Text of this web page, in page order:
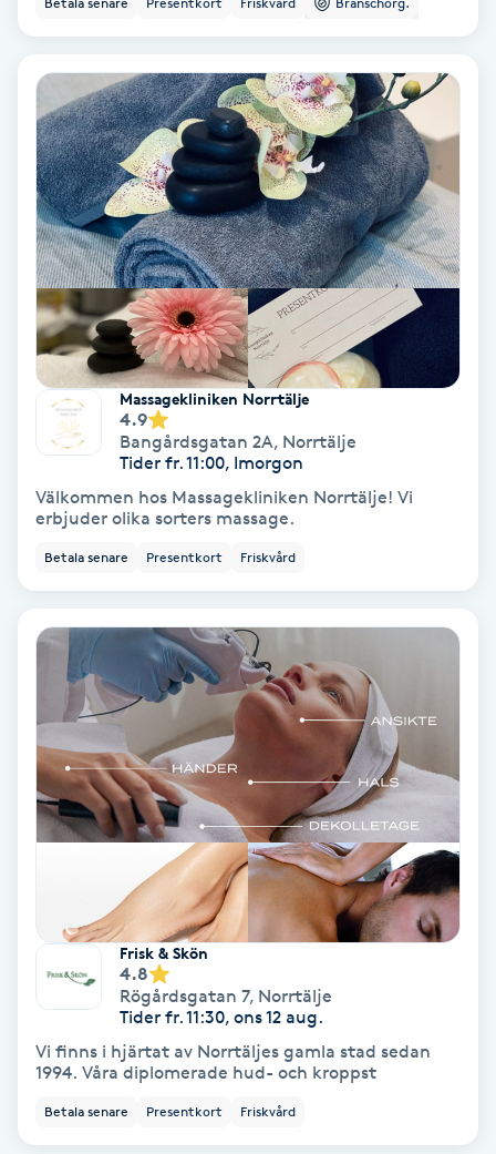
Babylights
Balayage
Bambumassage
Barber
Barnklippning
Brynfärgning
Brynplockning
Bröllopsuppsättning
Coachning
Color correction
Cryoterapi
Massagekliniken Norrtälje
4.9
Bangårdsgatan 2A, Norrtälje
Tider fr. 11:00, Imorgon
Välkommen hos Massagekliniken Norrtälje! Vi
erbjuder olika sorters massage.
Betala senare Presentkort Friskvård
Frisk & Skön
4.8
Rögårdsgatan 7, Norrtälje
Tider fr. 11:30, ons 12 aug.
Vi finns i hjärtat av Norrtäljes gamla stad sedan
1994. Våra diplomerade hud- och kroppst
Betala senare Presentkort Friskvård